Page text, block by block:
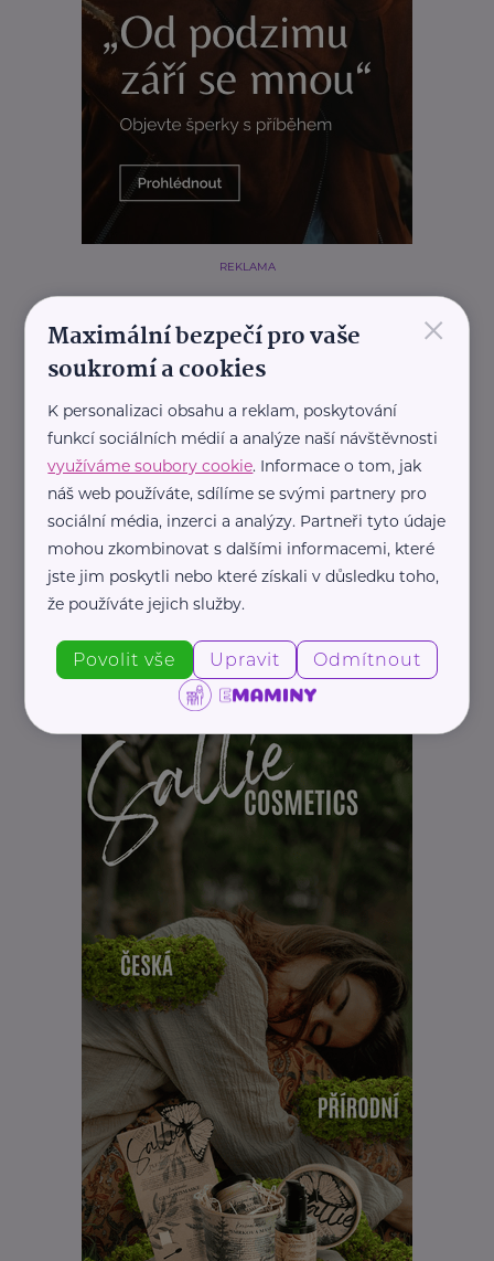
REKLAMA
Související články
Pepa Nemrava
Recepty Kuchař Pepa Nemrava
×
Maximální bezpečí pro vaše
soukromí a cookies
K personalizaci obsahu a reklam, poskytování
funkcí sociálních médií a analýze naší návštěvnosti
využíváme soubory cookie. Informace o tom, jak
náš web používáte, sdílíme se svými partnery pro
sociální média, inzerci a analýzy. Partneři tyto údaje
mohou zkombinovat s dalšími informacemi, které
jste jim poskytli nebo které získali v důsledku toho,
že používáte jejich služby.
Povolit vše Upravit Odmítnout